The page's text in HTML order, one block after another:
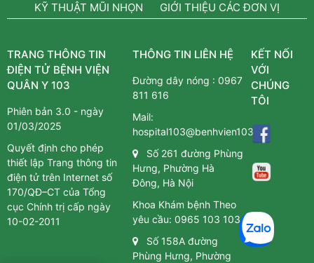
KỸ THUẬT MŨI NHỌN
GIỚI THIỆU CÁC ĐƠN VỊ
TRANG THÔNG TIN
ĐIỆN TỬ BỆNH VIỆN
QUÂN Y 103
Phiên bản 3.0 - ngày
01/03/2025
Quyết định cho phép
thiết lập Trang thông tin
điện tử trên Internet số
170/QĐ–CT của Tổng
cục Chính trị cấp ngày
10-02-2011
THÔNG TIN LIÊN HỆ
Đường dây nóng :0967
811 616
Mail:
hospital103@benhvien103.vn
Số 261 đường Phùng
Hưng, Phường Hà
Đông, Hà Nội
Khoa Khám bệnh Theo
yêu cầu:0965 103 103
Số 158A đường
Phùng Hưng, Phường
KẾT NỐI
VỚI
CHÚNG
TÔI